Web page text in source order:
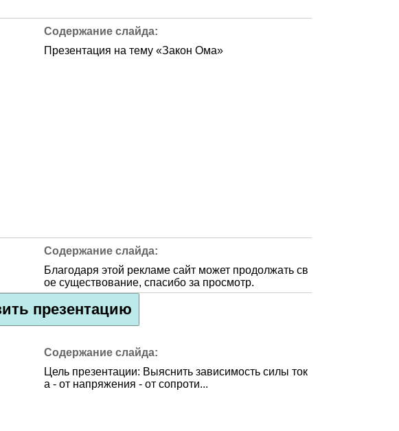
Презентация на тему «Закон Ома»
Благодаря этой рекламе сайт может продолжать св
ое существование, спасибо за просмотр.
презентацию
Цель презентации: Выяснить зависимость силы ток
а - от напряжения - от сопроти...